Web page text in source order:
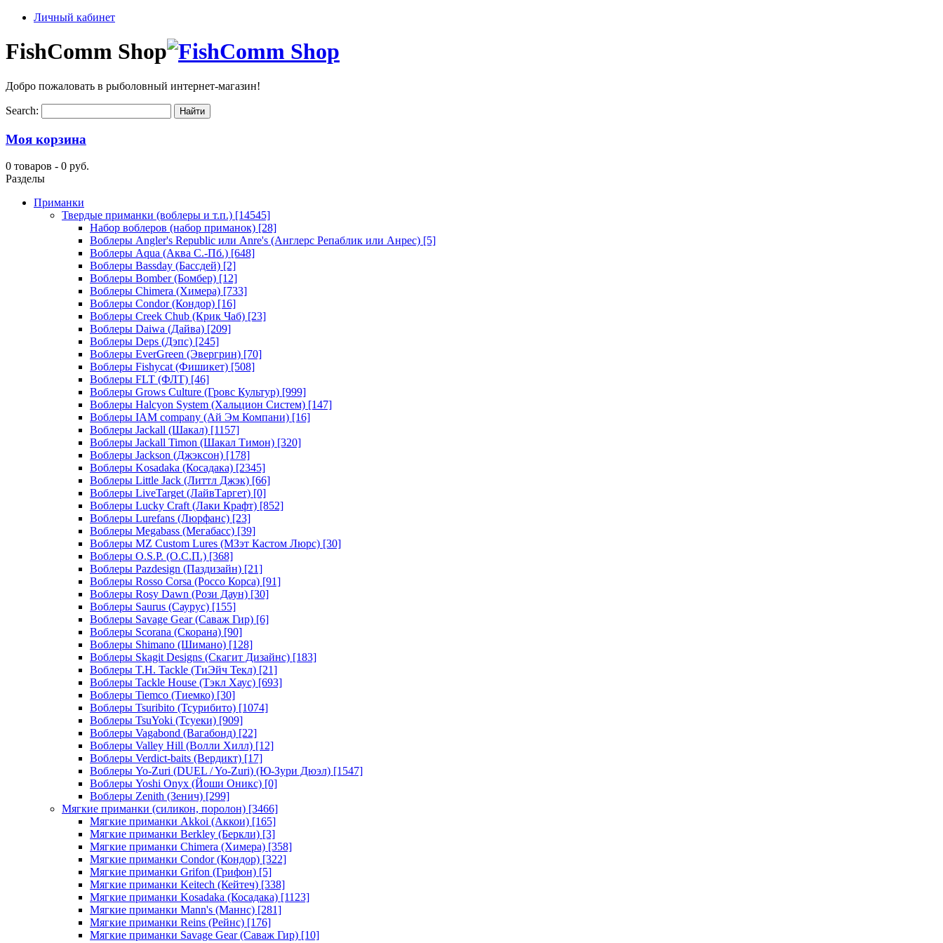
Личный кабинет
FishComm Shop
Добро пожаловать в рыболовный интернет-магазин!
Search:
Моя корзина
0 товаров - 0 руб.
Разделы
Приманки
Твердые приманки (воблеры и т.п.) [14545]
Набор воблеров (набор приманок) [28]
Воблеры Angler's Republic или Anre's (Англерс Репаблик или Анрес) [5]
Воблеры Aqua (Аква С.-Пб.) [648]
Воблеры Bassday (Бассдей) [2]
Воблеры Bomber (Бомбер) [12]
Воблеры Chimera (Химера) [733]
Воблеры Condor (Кондор) [16]
Воблеры Creek Chub (Крик Чаб) [23]
Воблеры Daiwa (Дайва) [209]
Воблеры Deps (Дэпс) [245]
Воблеры EverGreen (Эвергрин) [70]
Воблеры Fishycat (Фишикет) [508]
Воблеры FLT (ФЛТ) [46]
Воблеры Grows Culture (Гровс Культур) [999]
Воблеры Halcyon System (Хальцион Систем) [147]
Воблеры IAM company (Ай Эм Компани) [16]
Воблеры Jackall (Шакал) [1157]
Воблеры Jackall Timon (Шакал Тимон) [320]
Воблеры Jackson (Джэксон) [178]
Воблеры Kosadaka (Косадака) [2345]
Воблеры Little Jack (Литтл Джэк) [66]
Воблеры LiveTarget (ЛайвТаргет) [0]
Воблеры Lucky Craft (Лаки Крафт) [852]
Воблеры Lurefans (Люрфанс) [23]
Воблеры Megabass (Мегабасс) [39]
Воблеры MZ Custom Lures (МЗэт Кастом Люрс) [30]
Воблеры O.S.P. (О.С.П.) [368]
Воблеры Pazdesign (Паздизайн) [21]
Воблеры Rosso Corsa (Россо Корса) [91]
Воблеры Rosy Dawn (Рози Даун) [30]
Воблеры Saurus (Саурус) [155]
Воблеры Savage Gear (Саваж Гир) [6]
Воблеры Scorana (Скорана) [90]
Воблеры Shimano (Шимано) [128]
Воблеры Skagit Designs (Скагит Дизайнс) [183]
Воблеры T.H. Tackle (ТиЭйч Текл) [21]
Воблеры Tackle House (Тэкл Хаус) [693]
Воблеры Tiemco (Тиемко) [30]
Воблеры Tsuribito (Тсурибито) [1074]
Воблеры TsuYoki (Тсуеки) [909]
Воблеры Vagabond (Вагабонд) [22]
Воблеры Valley Hill (Волли Хилл) [12]
Воблеры Verdict-baits (Вердикт) [17]
Воблеры Yo-Zuri (DUEL / Yo-Zuri) (Ю-Зури Дюэл) [1547]
Воблеры Yoshi Onyx (Йоши Оникс) [0]
Воблеры Zenith (Зенич) [299]
Мягкие приманки (силикон, поролон) [3466]
Мягкие приманки Akkoi (Аккои) [165]
Мягкие приманки Berkley (Беркли) [3]
Мягкие приманки Chimera (Химера) [358]
Мягкие приманки Condor (Кондор) [322]
Мягкие приманки Grifon (Грифон) [5]
Мягкие приманки Keitech (Кейтеч) [338]
Мягкие приманки Kosadaka (Косадака) [1123]
Мягкие приманки Mann's (Маннс) [281]
Мягкие приманки Reins (Рейнс) [176]
Мягкие приманки Savage Gear (Саваж Гир) [10]